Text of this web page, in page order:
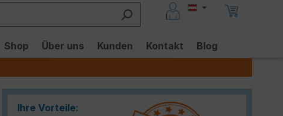
Shop Über uns Kunden Kontakt Blog
Ihre Vorteile: